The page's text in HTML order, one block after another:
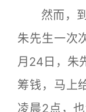
然而，到
朱先生一次
月24日，朱
筹钱，马上
凌晨2点，